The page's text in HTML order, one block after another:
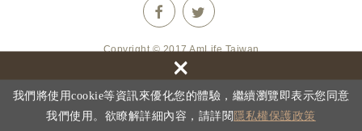
我們將使用cookie等資訊來優化您的體驗，繼續瀏覽即表示您同意
我們使用。欲瞭解詳細內容，請詳閱 隱私權保護政策
×
Copyright © 2017 AmLife Taiwan
網頁設計 : 新視野
隱私權保護政策